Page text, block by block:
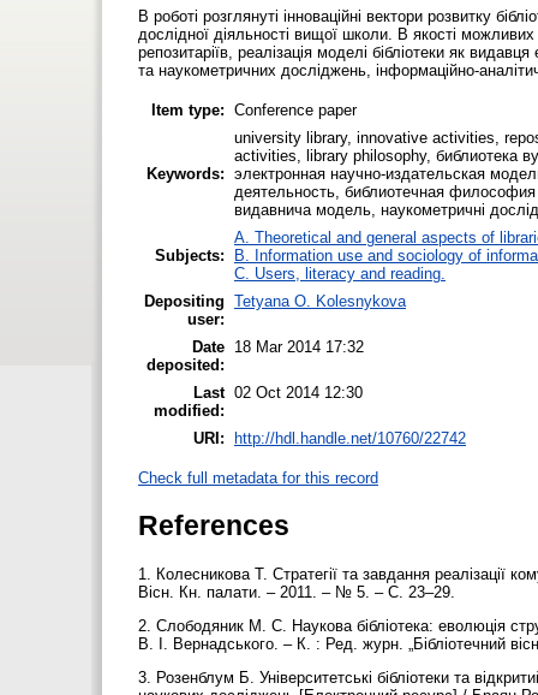
В роботі розглянуті інноваційні вектори розвитку
дослідної діяльності вищої школи. В якості
репозитаріїв, реалізація моделі бібліотеки як
та наукометричних досліджень, інформаційно-
Item type: Conference paper
Keywords:
university library, innovative activities,
activities, library philosophy, библиотека
электронная научно-издательская
деятельность, библиотечная философия
видавнича модель, наукометричні
Subjects:
A. Theoretical and general aspects of
B. Information use and sociology of
C. Users, literacy and reading.
Depositing
user:
Tetyana O. Kolesnykova
Date
deposited:
18 Mar 2014 17:32
Last
modified:
02 Oct 2014 12:30
URI: http://hdl.handle.net/10760/22742
Check full metadata for this record
References
1. Колесникова Т. Стратегії та завдання реалізації
Вісн. Кн. палати. – 2011. – № 5. – С. 23–29.
2. Слободяник М. С. Наукова бібліотека: еволюція
В. І. Вернадського. – К. : Ред. журн. „Бібліотечний
3. Розенблум Б. Університетські бібліотеки та